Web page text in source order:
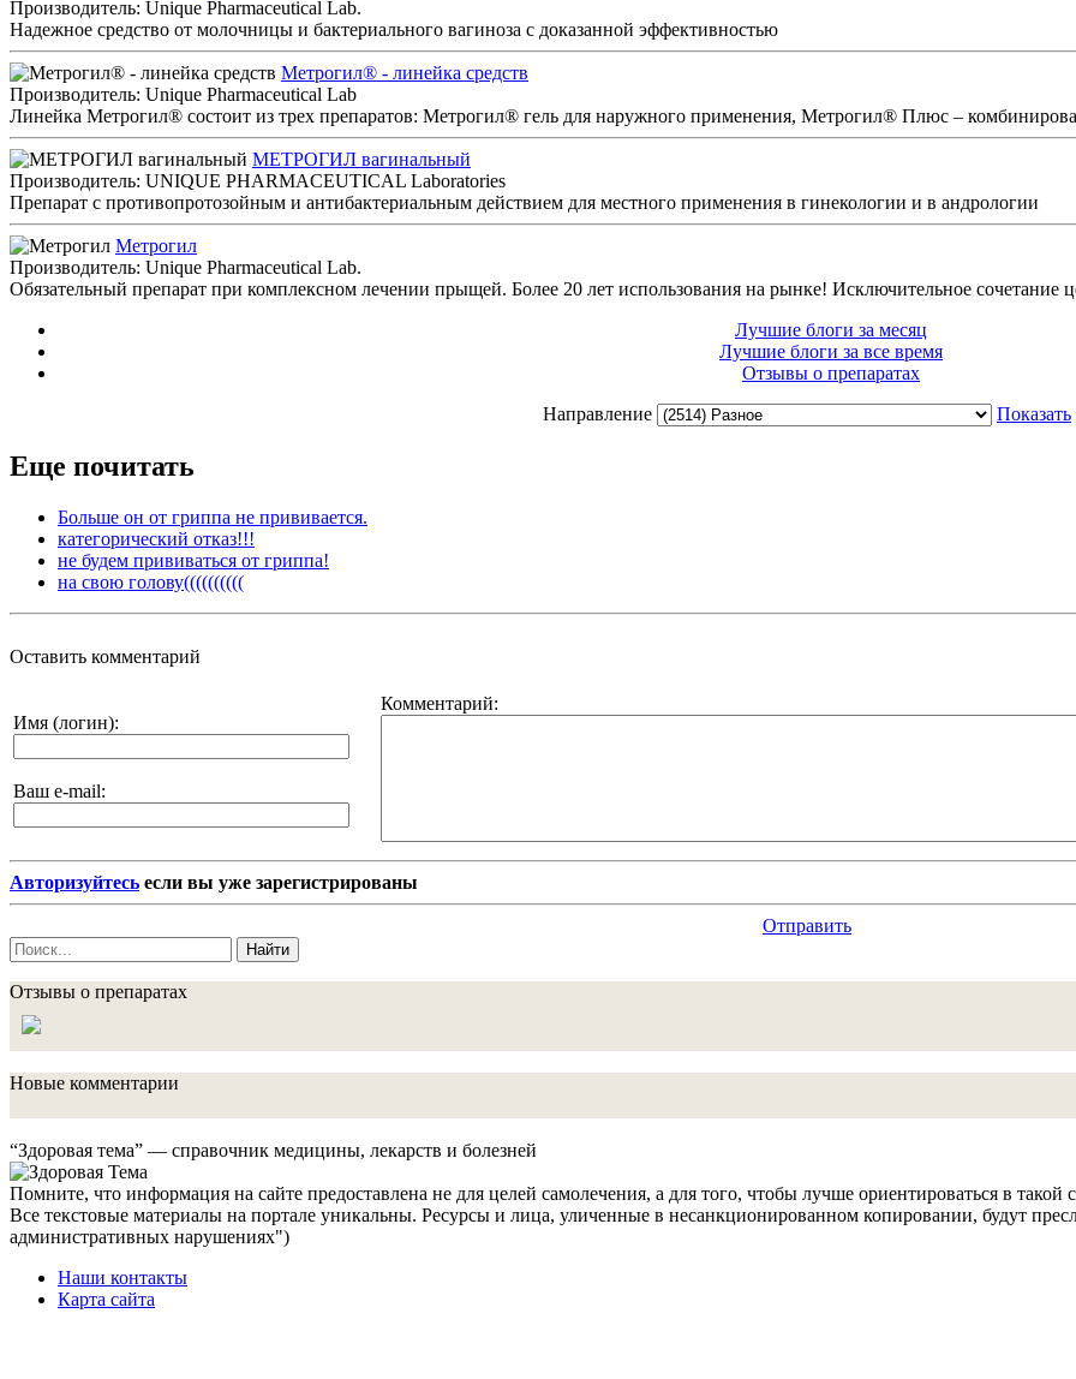
Производитель: Unique Pharmaceutical Lab.
Надежное средство от молочницы и бактериального вагиноза с доказанной эффективностью
Метрогил® - линейка средств
Производитель: Unique Pharmaceutical Lab
Линейка Метрогил® состоит из трех препаратов: Метрогил® гель для наружного применения, Метрогил® Плюс –
МЕТРОГИЛ вагинальный
Производитель: UNIQUE PHARMACEUTICAL Laboratories
Препарат с противопротозойным и антибактериальным действием для местного применения в гинекологии и в андрологии
Метрогил
Производитель: Unique Pharmaceutical Lab.
Обязательный препарат при комплексном лечении прыщей. Более 20 лет использования на рынке! Исключительное сочетание
Лучшие блоги за месяц
Лучшие блоги за все время
Отзывы о препаратах
Направление
Показать
Еще почитать
Больше он от гриппа не прививается.
категорический отказ!!!
не будем прививаться от гриппа!
на свою голову((((((((((
Оставить комментарий
Имя (логин):
Ваш e-mail:
Комментарий:
Авторизуйтесь если вы уже зарегистрированы
Отправить
Найти
Отзывы о препаратах
Новые комментарии
“Здоровая тема” — справочник медицины, лекарств и болезней
Помните, что информация на сайте предоставлена не для целей самолечения, а для того, чтобы лучше ориентироваться в
Все текстовые материалы на портале уникальны. Ресурсы и лица, уличенные в несанкционированном копировании, будут
административных нарушениях")
Наши контакты
Карта сайта